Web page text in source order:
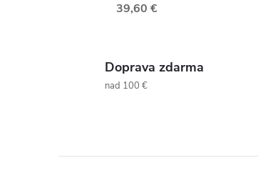
39,60 €
Doprava zdarma
nad 100 €